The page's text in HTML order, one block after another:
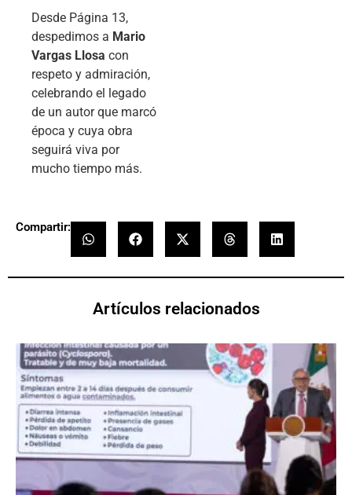
Desde Página 13,
despedimos a Mario
Vargas Llosa con
respeto y admiración,
celebrando el legado
de un autor que marcó
época y cuya obra
seguirá viva por
mucho tiempo más.
Compartir:
Artículos relacionados